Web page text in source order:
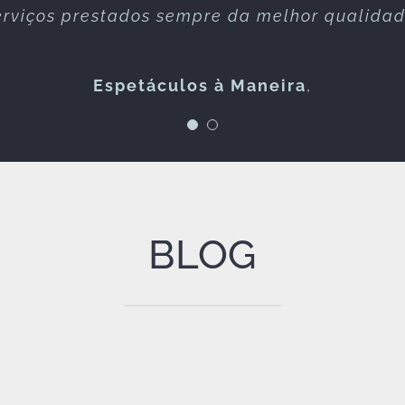
prestados sempre da melhor
Espetáculos à Maneira,
connosco!
FOLKZITAS
BLOG